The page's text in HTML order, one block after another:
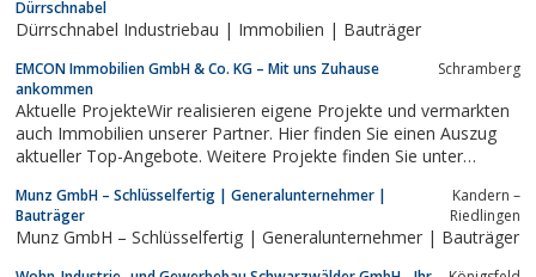
Dürrschnabel
Dürrschnabel Industriebau | Immobilien | Bauträger
EMCON Immobilien GmbH & Co. KG – Mit uns Zuhause
ankommen
Schramberg
Aktuelle ProjekteWir realisieren eigene Projekte und vermarkten
auch Immobilien unserer Partner. Hier finden Sie einen Auszug
aktueller Top-Angebote. Weitere Projekte finden Sie unter
Munz GmbH – Schlüsselfertig | Generalunternehmer |
Bauträger
Kandern –
Riedlingen
Munz GmbH – Schlüsselfertig | Generalunternehmer | Bauträger